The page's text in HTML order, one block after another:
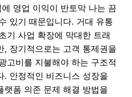
영업 이익이 반토막 나는 끔
있기 때문입니다. 거대 유통
기 사업 확장에 막대한 트래
, 장기적으로는 고객 통제권을
고비를 지불해야 하는 구조적
. 안정적인 비즈니스 성장을
랫폼 의존 문제 해결 방법을